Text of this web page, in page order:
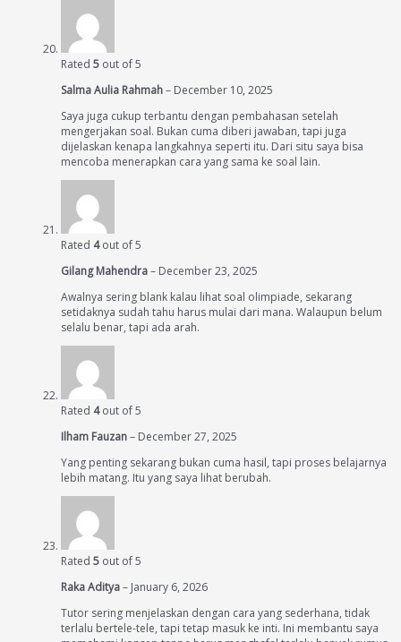
Rated 5 out of 5
Salma Aulia Rahmah– December 10, 2025
Saya juga cukup terbantu dengan pembahasan setelah
mengerjakan soal. Bukan cuma diberi jawaban, tapi juga
dijelaskan kenapa langkahnya seperti itu. Dari situ saya bisa
mencoba menerapkan cara yang sama ke soal lain.
Rated 4out of 5
Gilang Mahendra– December 23, 2025
Awalnya sering blank kalau lihat soal olimpiade, sekarang
setidaknya sudah tahu harus mulai dari mana. Walaupun belum
selalu benar, tapi ada arah.
Rated 4out of 5
Ilham Fauzan– December 27, 2025
Yang penting sekarang bukan cuma hasil, tapi proses belajarnya
lebih matang. Itu yang saya lihat berubah.
Rated 5 out of 5
Raka Aditya– January 6, 2026
Tutor sering menjelaskan dengan cara yang sederhana, tidak
terlalu bertele-tele, tapi tetap masuk ke inti. Ini membantu saya